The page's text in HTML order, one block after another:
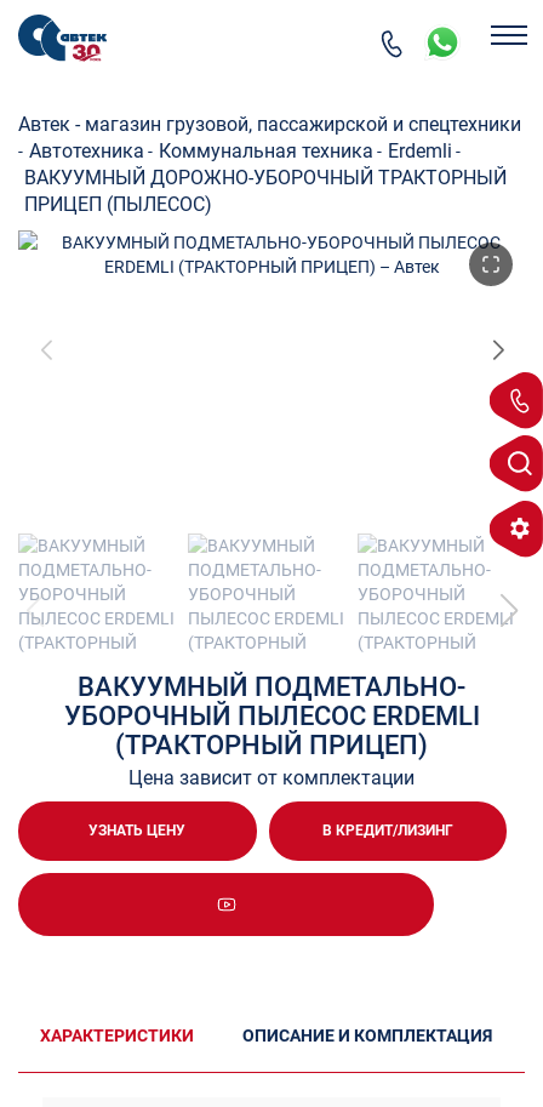
Автек - магазин грузовой, пассажирской и спецтехники
- Автотехника - Коммунальная техника - Erdemli -
ВАКУУМНЫЙ ДОРОЖНО-УБОРОЧНЫЙ ТРАКТОРНЫЙ
ПРИЦЕП (ПЫЛЕСОС)
ВАКУУМНЫЙ ПОДМЕТАЛЬНО-
УБОРОЧНЫЙ ПЫЛЕСОС ERDEMLI
(ТРАКТОРНЫЙ ПРИЦЕП)
Цена зависит от комплектации
УЗНАТЬ ЦЕНУ В КРЕДИТ/ЛИЗИНГ
ХАРАКТЕРИСТИКИ ОПИСАНИЕ И КОМПЛЕКТАЦИЯ